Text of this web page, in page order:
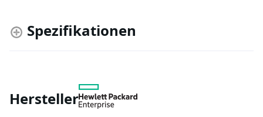
Spezifikationen
Hersteller